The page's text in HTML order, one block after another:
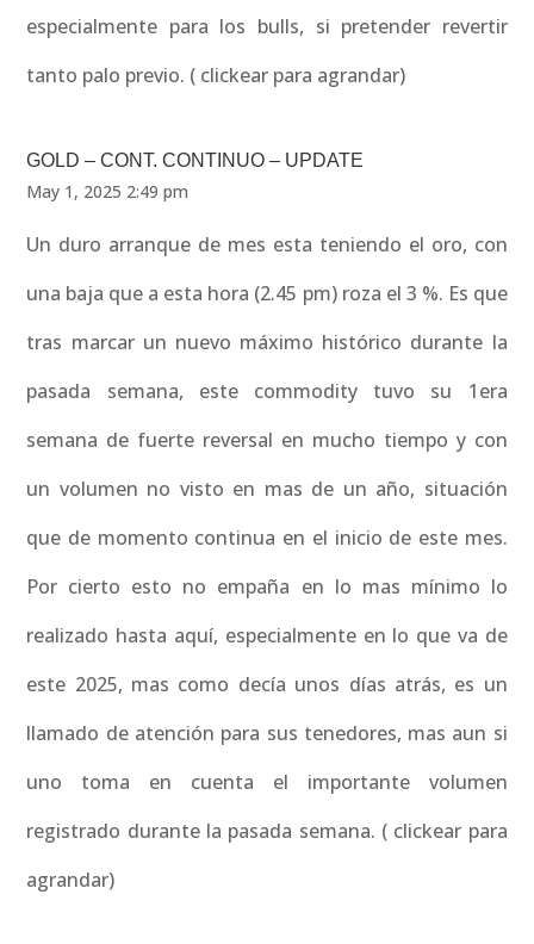
especialmente para los bulls, si pretender revertir
tanto palo previo. ( clickear para agrandar)
GOLD – CONT. CONTINUO – UPDATE
May 1, 2025 2:49 pm
Un duro arranque de mes esta teniendo el oro, con
una baja que a esta hora (2.45 pm) roza el 3 %. Es que
tras marcar un nuevo máximo histórico durante la
pasada semana, este commodity tuvo su 1era
semana de fuerte reversal en mucho tiempo y con
un volumen no visto en mas de un año, situación
que de momento continua en el inicio de este mes.
Por cierto esto no empaña en lo mas mínimo lo
realizado hasta aquí, especialmente en lo que va de
este 2025, mas como decía unos días atrás, es un
llamado de atención para sus tenedores, mas aun si
uno toma en cuenta el importante volumen
registrado durante la pasada semana. ( clickear para
agrandar)